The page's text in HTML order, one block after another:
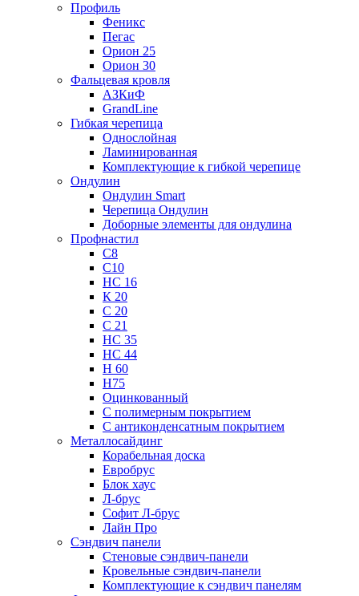
Профиль
Феникс
Пегас
Орион 25
Орион 30
Фальцевая кровля
АЗКиФ
GrandLine
Гибкая черепица
Однослойная
Ламинированная
Комплектующие к гибкой черепице
Ондулин
Ондулин Smart
Черепица Ондулин
Доборные элементы для ондулина
Профнастил
С8
С10
НС 16
К 20
С 20
С 21
НС 35
НС 44
Н 60
Н75
Оцинкованный
С полимерным покрытием
С антиконденсатным покрытием
Металлосайдинг
Корабельная доска
Евробрус
Блок хаус
Л-брус
Софит Л-брус
Лайн Про
Сэндвич панели
Стеновые сэндвич-панели
Кровельные сэндвич-панели
Комплектующие к сэндвич панелям